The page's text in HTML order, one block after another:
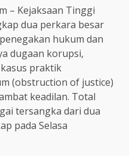
– Kejaksaan Tinggi
dua perkara besar
hukum dan
dugaan korupsi,
praktik
(obstruction of justice)
keadilan. Total
tersangka dari dua
pada Selasa